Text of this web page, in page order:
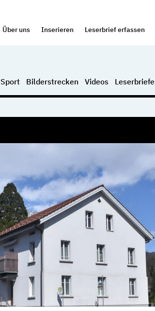
Über uns Inserieren Leserbrief erfassen
Sport Bilderstrecken Videos Leserbriefe